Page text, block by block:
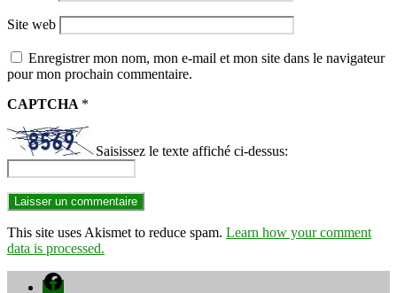
Site web
Enregistrer mon nom, mon e-mail et mon site dans le navigateur
pour mon prochain commentaire.
CAPTCHA *
Saisissez le texte affiché ci-dessus:
This site uses Akismet to reduce spam. Learn how your comment
data is processed.
Facebook